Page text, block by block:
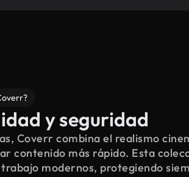
y seguridad
Coverr combina el realismo
contenido más rápido. Esta
modernos, protegiendo